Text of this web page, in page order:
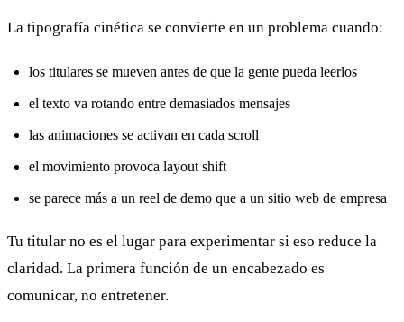
La tipografía cinética se convierte en un problema cuando:
los titulares se mueven antes de que la gente pueda leerlos
el texto va rotando entre demasiados mensajes
las animaciones se activan en cada scroll
el movimiento provoca layout shift
se parece más a un reel de demo que a un sitio web de empresa
Tu titular no es el lugar para experimentar si eso reduce la
claridad. La primera función de un encabezado es
comunicar, no entretener.